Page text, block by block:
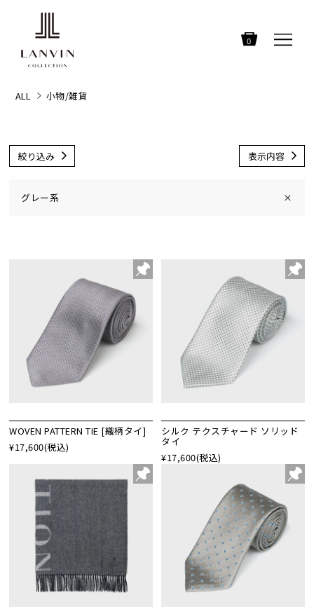
0
ALL 小物/雑貨
絞り込み 表示内容
グレー系 ×
WOVEN PATTERN TIE [織柄タイ]
¥17,600(税込)
シルク テクスチャード ソリッド
タイ
¥17,600(税込)